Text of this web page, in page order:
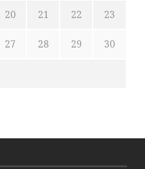
20 21 22 23
27 28 29 30